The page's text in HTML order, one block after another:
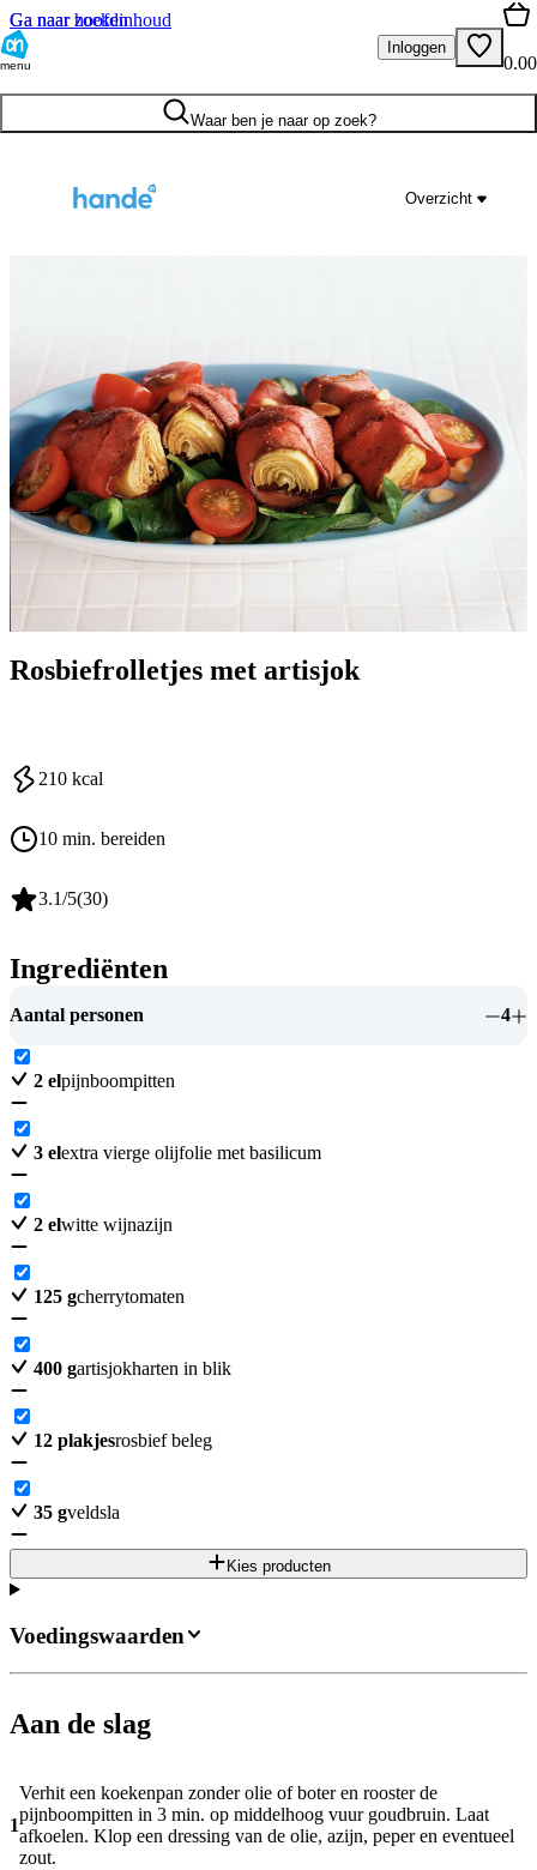
Ga naar hoofdinhoud
Ga naar zoeken
menu
Inloggen
0.00
Waar ben je naar op zoek?
Overzicht
Rosbiefrolletjes met artisjok
210 kcal
10 min. bereiden
3.1/5(30)
Ingrediënten
Aantal personen 4
2 elpijnboompitten
3 elextra vierge olijfolie met basilicum
2 elwitte wijnazijn
125 gcherrytomaten
400 gartisjokharten in blik
12 plakjesrosbief beleg
35 gveldsla
Kies producten
Aan de slag
1
Verhit een koekenpan zonder olie of boter en rooster de
pijnboompitten in 3 min. op middelhoog vuur goudbruin. Laat
afkoelen. Klop een dressing van de olie, azijn, peper en eventueel
zout.
Voedingswaarden